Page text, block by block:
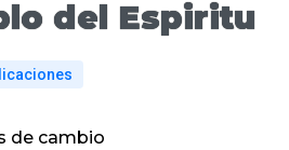
del Espiritu
de cambio